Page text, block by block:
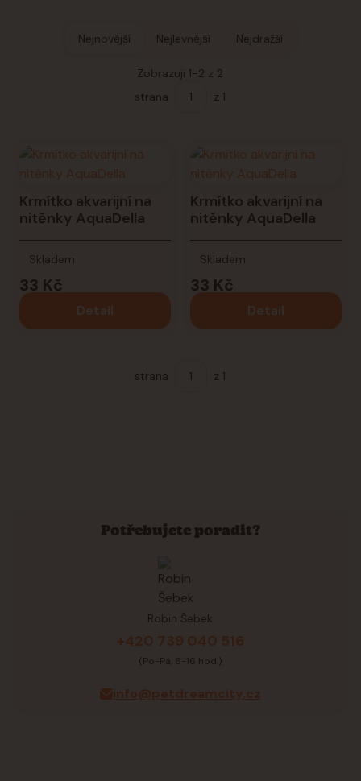
Nejnovější Nejlevnější Nejdražší
Zobrazuji 1-2 z 2
strana
z 1
Krmítko akvarijní na
nitěnky AquaDella
33 Kč
Skladem
Detail
Krmítko akvarijní na
nitěnky AquaDella
33 Kč
Skladem
Detail
strana z 1
Potřebujete poradit?
Robin Šebek
+420 739 040 516
(Po-Pá, 8-16 hod.)
info@petdreamcity.cz